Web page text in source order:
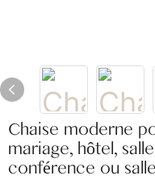
Chaise moderne
mariage, hôtel,
conférence ou